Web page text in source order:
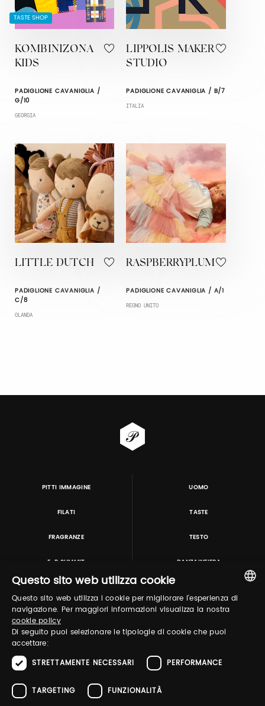
TASTE SHOP
KOMBINIZONA
KIDS
PADIGLIONE CAVANIGLIA /
G/10
GEORGIA
LIPPOLIS MAKER
STUDIO
PADIGLIONE CAVANIGLIA / B/7
ITALIA
LITTLE DUTCH
PADIGLIONE CAVANIGLIA /
C/8
OLANDA
RASPBERRYPLUM
PADIGLIONE CAVANIGLIA / A/1
REGNO UNITO
PITTI IMMAGINE UOMO
FILATI TASTE
FRAGRANZE TESTO
E-P SUMMIT DANZAINFIERA
TUTORING & CONSULTING
ITALIAN
Questo sito web utilizza cookie
Questo sito web utilizza i cookie per migliorare l'esperienza di
navigazione. Per maggiori informazioni visualizza la nostra
cookie policy
Di seguito puoi selezionare le tipologie di cookie che puoi
accettare:
STRETTAMENTE NECESSARI
PERFORMANCE
TARGETING FUNZIONALITÀ